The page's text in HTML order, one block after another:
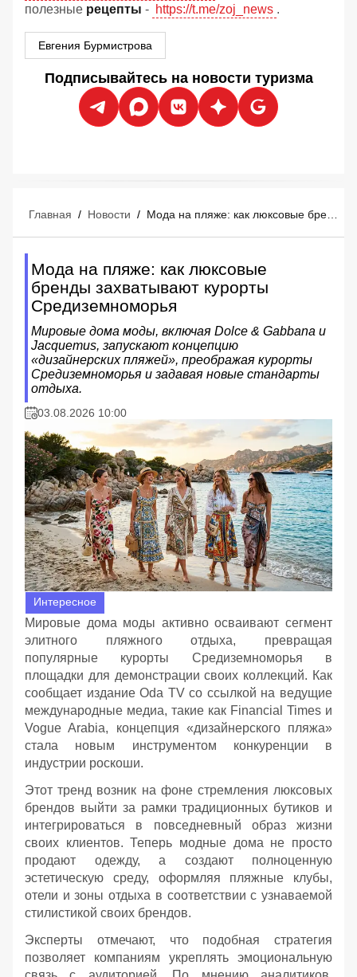
полезные рецепты - https://t.me/zoj_news .
Евгения Бурмистрова
Подписывайтесь на новости туризма
Главная / Новости / Мода на пляже: как люксовые бренды захватывают курорты Средиземноморья
Мода на пляже: как люксовые
бренды захватывают курорты
Средиземноморья
Мировые дома моды, включая Dolce & Gabbana и
Jacquemus, запускают концепцию
«дизайнерских пляжей», преображая курорты
Средиземноморья и задавая новые стандарты
отдыха.
03.08.2026 10:00
Интересное
Мировые дома моды активно осваивают сегмент
элитного пляжного отдыха, превращая
популярные курорты Средиземноморья в
площадки для демонстрации своих коллекций. Как
сообщает издание Oda TV со ссылкой на ведущие
международные медиа, такие как Financial Times и
Vogue Arabia, концепция «дизайнерского пляжа»
стала новым инструментом конкуренции в
индустрии роскоши.
Этот тренд возник на фоне стремления люксовых
брендов выйти за рамки традиционных бутиков и
интегрироваться в повседневный образ жизни
своих клиентов. Теперь модные дома не просто
продают одежду, а создают полноценную
эстетическую среду, оформляя пляжные клубы,
отели и зоны отдыха в соответствии с узнаваемой
стилистикой своих брендов.
Эксперты отмечают, что подобная стратегия
позволяет компаниям укреплять эмоциональную